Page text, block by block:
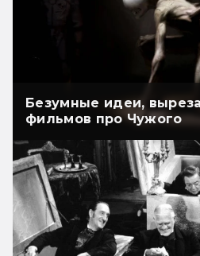
Безумные идеи,
фильмов про Чужого